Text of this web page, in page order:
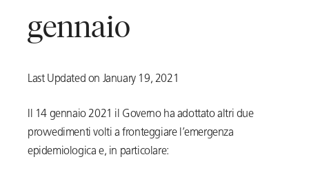
gennaio
Last Updated on January 19, 2021
Il 14 gennaio 2021 il Governo ha adottato altri due
provvedimenti volti a fronteggiare l’emergenza
epidemiologica e, in particolare: